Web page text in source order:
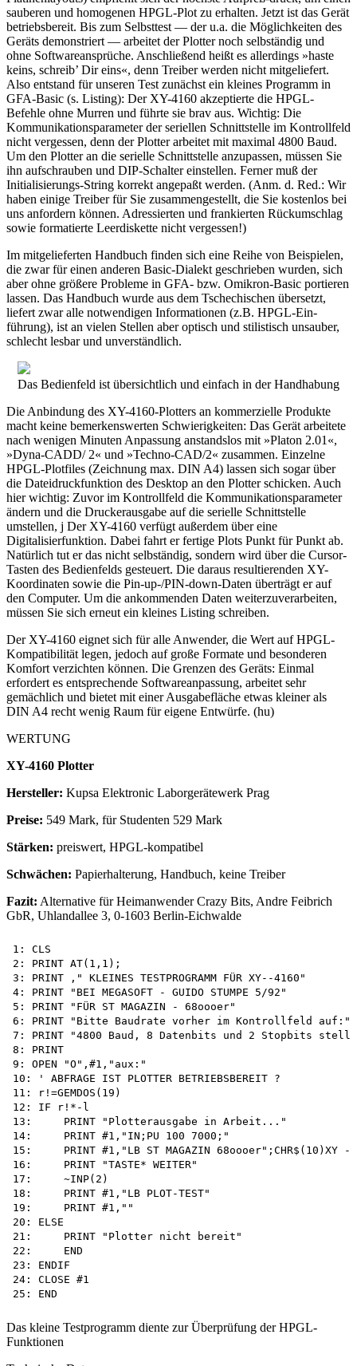
sauberen und homogenen HPGL-Plot zu erhalten. Jetzt ist das Gerät
betriebsbereit. Bis zum Selbsttest — der u.a. die Möglichkeiten des
Geräts demonstriert — arbeitet der Plotter noch selbständig und
ohne Softwareansprüche. Anschließend heißt es allerdings »haste
keins, schreib’ Dir eins«, denn Treiber werden nicht mitgeliefert.
Also entstand für unseren Test zunächst ein kleines Programm in
GFA-Basic (s. Listing): Der XY-4160 akzeptierte die HPGL-
Befehle ohne Murren und führte sie brav aus. Wichtig: Die
Kommunikationsparameter der seriellen Schnittstelle im Kontrollfeld
nicht vergessen, denn der Plotter arbeitet mit maximal 4800 Baud.
Um den Plotter an die serielle Schnittstelle anzupassen, müssen Sie
ihn aufschrauben und DIP-Schalter einstellen. Ferner muß der
Initialisierungs-String korrekt angepaßt werden. (Anm. d. Red.: Wir
haben einige Treiber für Sie zusammengestellt, die Sie kostenlos bei
uns anfordern können. Adressierten und frankierten Rückumschlag
sowie formatierte Leerdiskette nicht vergessen!)
Im mitgelieferten Handbuch finden sich eine Reihe von Beispielen,
die zwar für einen anderen Basic-Dialekt geschrieben wurden, sich
aber ohne größere Probleme in GFA- bzw. Omikron-Basic portieren
lassen. Das Handbuch wurde aus dem Tschechischen übersetzt,
liefert zwar alle notwendigen Informationen (z.B. HPGL-Ein-
führung), ist an vielen Stellen aber optisch und stilistisch unsauber,
schlecht lesbar und unverständlich.
Das Bedienfeld ist übersichtlich und einfach in der Handhabung
Die Anbindung des XY-4160-Plotters an kommerzielle Produkte
macht keine bemerkenswerten Schwierigkeiten: Das Gerät arbeitete
nach wenigen Minuten Anpassung anstandslos mit »Platon 2.01«,
»Dyna-CADD/ 2« und »Techno-CAD/2« zusammen. Einzelne
HPGL-Plotfiles (Zeichnung max. DIN A4) lassen sich sogar über
die Dateidruckfunktion des Desktop an den Plotter schicken. Auch
hier wichtig: Zuvor im Kontrollfeld die Kommunikationsparameter
ändern und die Druckerausgabe auf die serielle Schnittstelle
umstellen, j Der XY-4160 verfügt außerdem über eine
Digitalisierfunktion. Dabei fahrt er fertige Plots Punkt für Punkt ab.
Natürlich tut er das nicht selbständig, sondern wird über die Cursor-
Tasten des Bedienfelds gesteuert. Die daraus resultierenden XY-
Koordinaten sowie die Pin-up-/PIN-down-Daten überträgt er auf
den Computer. Um die ankommenden Daten weiterzuverarbeiten,
müssen Sie sich erneut ein kleines Listing schreiben.
Der XY-4160 eignet sich für alle Anwender, die Wert auf HPGL-
Kompatibilität legen, jedoch auf große Formate und besonderen
Komfort verzichten können. Die Grenzen des Geräts: Einmal
erfordert es entsprechende Softwareanpassung, arbeitet sehr
gemächlich und bietet mit einer Ausgabefläche etwas kleiner als
DIN A4 recht wenig Raum für eigene Entwürfe. (hu)
WERTUNG
XY-4160 Plotter
Hersteller: Kupsa Elektronic Laborgerätewerk Prag
Preise: 549 Mark, für Studenten 529 Mark
Stärken: preiswert, HPGL-kompatibel
Schwächen: Papierhalterung, Handbuch, keine Treiber
Fazit: Alternative für Heimanwender Crazy Bits, Andre Feibrich
GbR, Uhlandallee 3, 0-1603 Berlin-Eichwalde
1: CLS
2: PRINT AT(1,1);
3: PRINT ," KLEINES TESTPROGRAMM FÜR XY--4160"
4: PRINT "BEI MEGASOFT - GUIDO STUMPE 5/92"
5: PRINT "FÜR ST MAGAZIN - 68oooer"
6: PRINT "Bitte Baudrate vorher im Kontrollfeld auf:"
7: PRINT "4800 Baud, 8 Datenbits und 2 Stopbits
8: PRINT
9: OPEN "O",#1,"aux:"
10: ' ABFRAGE IST PLOTTER BETRIEBSBEREIT ?
11: r!=GEMDOS(19)
12: IF r!*-l
13:	PRINT "Plotterausgabe in Arbeit..."
14:	PRINT #1,"IN;PU 100 7000;"
15:	PRINT #1,"LB ST MAGAZIN 68oooer";CHR$(10)XY - 4l60";CHR$(13);CHR$(3)
16:	PRINT "TASTE* WEITER"
17:	~INP(2)
18:	PRINT #1,"LB PLOT-TEST"
19:	PRINT #1,""
20: ELSE
21:	PRINT "Plotter nicht bereit"
22:	END
23: ENDIF
24: CLOSE #1
Das kleine Testprogramm diente zur Überprüfung der HPGL-
Funktionen